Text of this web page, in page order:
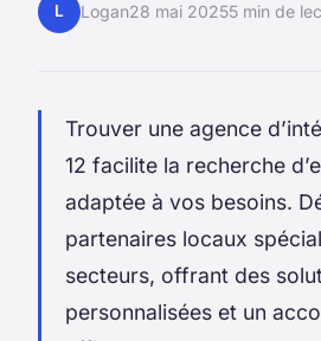
L Logan28 mai 20255 min de
Trouver une agence
12 facilite la recherche
adaptée à vos besoins.
partenaires locaux
secteurs, offrant des
personnalisées et un